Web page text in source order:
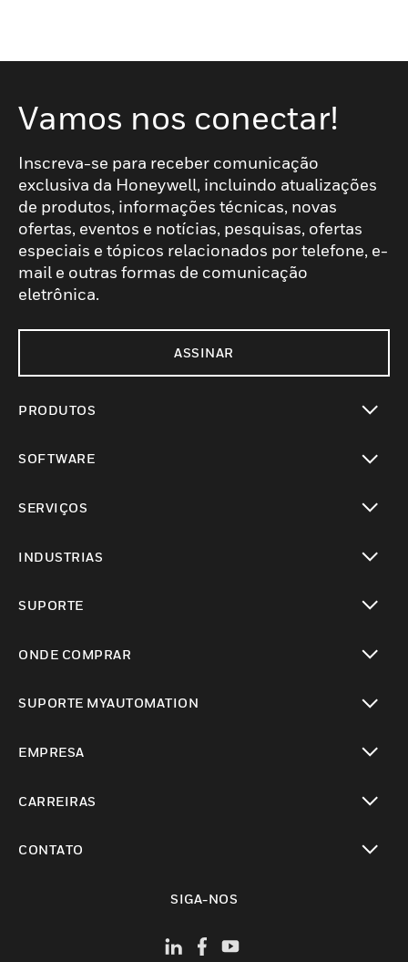
Vamos nos conectar!
Inscreva-se para receber comunicação
exclusiva da Honeywell, incluindo atualizações
de produtos, informações técnicas, novas
ofertas, eventos e notícias, pesquisas, ofertas
especiais e tópicos relacionados por telefone, e-
mail e outras formas de comunicação
eletrônica.
ASSINAR
PRODUTOS
SOFTWARE
SERVIÇOS
INDUSTRIAS
SUPORTE
ONDE COMPRAR
SUPORTE MYAUTOMATION
EMPRESA
CARREIRAS
CONTATO
SIGA-NOS